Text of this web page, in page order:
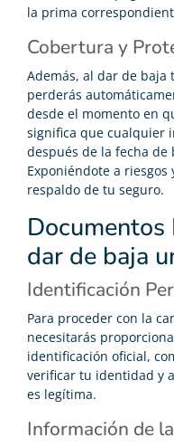
la prima
Cobertura y
Además, al dar de baja
perderás
desde el momento en
significa que cualquier
después de la fecha
Exponiéndote a
respaldo de tu seguro.
Documentos
dar de baja
Identificación
Para proceder con la
necesitarás
identificación oficial,
verificar tu identidad y
es legítima.
Información de